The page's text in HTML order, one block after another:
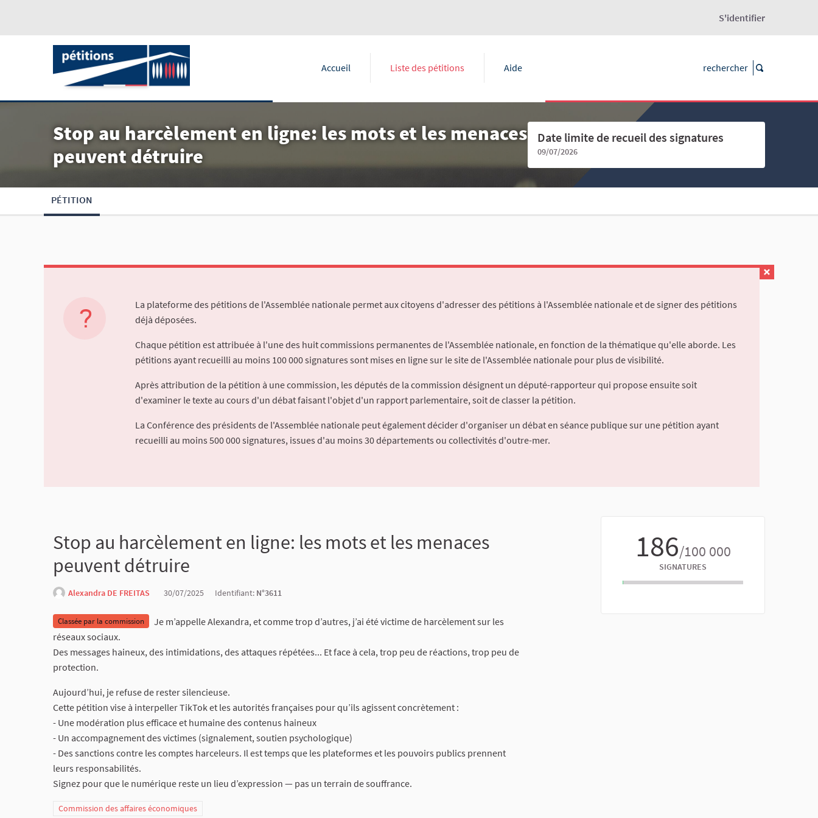
S'identifier
Accueil Liste des pétitions Aide
Stop au harcèlement en ligne: les mots et les menaces
peuvent détruire
Date limite de recueil des signatures
09/07/2026
PÉTITION
La plateforme des pétitions de l'Assemblée nationale permet aux citoyens d'adresser des pétitions à l'Assemblée nationale et de signer des pétitions
déjà déposées.
Chaque pétition est attribuée à l'une des huit commissions permanentes de l'Assemblée nationale, en fonction de la thématique qu'elle aborde. Les
pétitions ayant recueilli au moins 100 000 signatures sont mises en ligne sur le site de l'Assemblée nationale pour plus de visibilité.
Après attribution de la pétition à une commission, les députés de la commission désignent un député-rapporteur qui propose ensuite soit
d'examiner le texte au cours d'un débat faisant l'objet d'un rapport parlementaire, soit de classer la pétition.
La Conférence des présidents de l'Assemblée nationale peut également décider d'organiser un débat en séance publique sur une pétition ayant
recueilli au moins 500 000 signatures, issues d'au moins 30 départements ou collectivités d'outre-mer.
186/100 000
SIGNATURES
Stop au harcèlement en ligne: les mots et les menaces
peuvent détruire
Alexandra DE FREITAS 30/07/2025 Identifiant: N°3611
Classée par la commission
Je m’appelle Alexandra, et comme trop d’autres, j’ai été victime de harcèlement sur les
réseaux sociaux.
Des messages haineux, des intimidations, des attaques répétées... Et face à cela, trop peu de réactions, trop peu de
protection.
Aujourd’hui, je refuse de rester silencieuse.
Cette pétition vise à interpeller TikTok et les autorités françaises pour qu’ils agissent concrètement :
- Une modération plus efficace et humaine des contenus haineux
- Un accompagnement des victimes (signalement, soutien psychologique)
- Des sanctions contre les comptes harceleurs. Il est temps que les plateformes et les pouvoirs publics prennent
leurs responsabilités.
Signez pour que le numérique reste un lieu d’expression — pas un terrain de souffrance.
Commission des affaires économiques